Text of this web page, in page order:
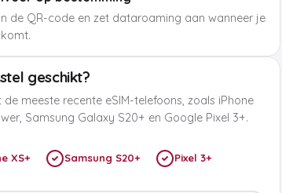
de QR-code en zet dataroaming aan wanneer je
geschikt?
meeste recente eSIM-telefoons, zoals iPhone
Samsung Galaxy S20+ en Google Pixel 3+.
XS+ Samsung S20+ Pixel 3+